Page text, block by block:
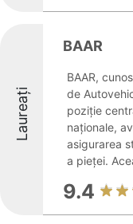
Laureați
BAAR
BAAR,
de
poziție
naționale,
asigurarea
a pieței.
9.4